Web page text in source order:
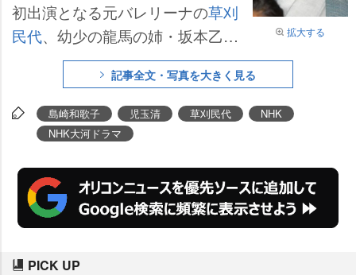
拡大する
初出演となる元バレリーナの草刈
民代、幼少の龍馬の姉・坂本乙女
役に土屋太鳳が発表された。草刈
は「今日が私の女優としての初め
ての仕事の日。龍馬という偉人の
母親役をやるなんて夢にも思わな
喜びを語った。
記事全文・写真を大きく見る
島崎和歌子 児玉清 草刈民代
NHK
NHK大河ドラマ
PICK UP